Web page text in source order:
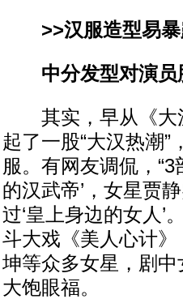
>>汉服造型易
中分发型对演员
其实，早从《大
起了一股“大汉热潮
服。有网友调侃，
的汉武帝’，女星贾
过‘皇上身边的女人’
斗大戏《美人心计
坤等众多女星，剧
大饱眼福。